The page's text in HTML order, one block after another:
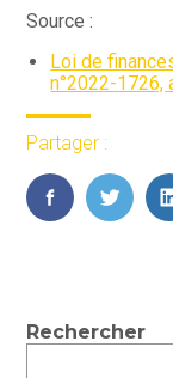
Source :
Loi de
n°2022-1726,
Partager :
FaceBook
Blog
Rechercher